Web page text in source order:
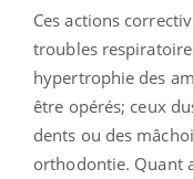
Ces actions
troubles
hypertrophie des
être opérés; ceux
dents ou des
orthodontie. Quant